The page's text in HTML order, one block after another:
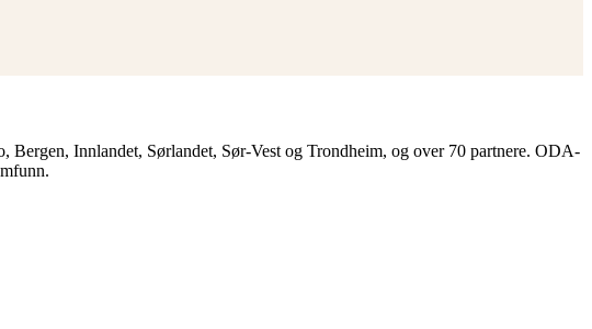
Innlandet, Sørlandet, Sør-Vest og Trondheim, og over 70 partnere. ODA-